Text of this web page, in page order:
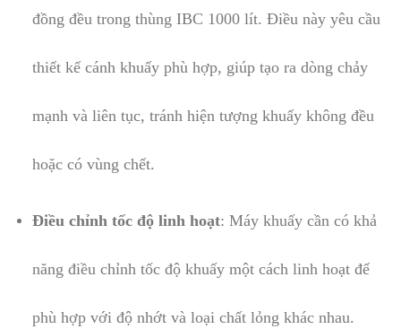
đồng đều trong thùng IBC 1000 lít. Điều này yêu cầu
thiết kế cánh khuấy phù hợp, giúp tạo ra dòng chảy
mạnh và liên tục, tránh hiện tượng khuấy không đều
hoặc có vùng chết.
Điều chỉnh tốc độ linh hoạt: Máy khuấy cần có khả
năng điều chỉnh tốc độ khuấy một cách linh hoạt để
phù hợp với độ nhớt và loại chất lỏng khác nhau.